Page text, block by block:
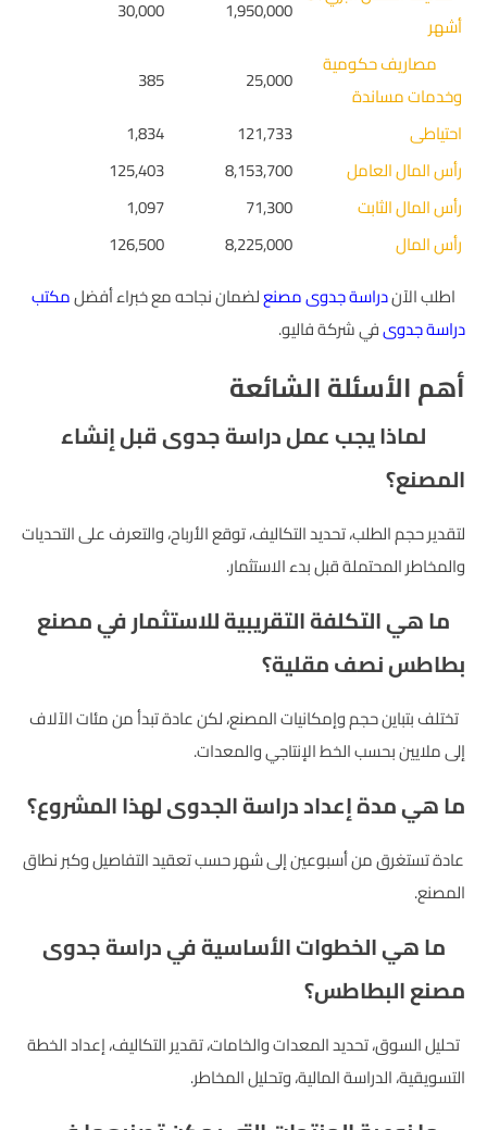
أشهر
1,950,000
30,000
مصاريف حكومية
وخدمات مساندة
25,000
385
احتياطى
121,733
1,834
رأس المال العامل
8,153,700
125,403
رأس المال الثابت
71,300
1,097
رأس المال
8,225,000
126,500
اطلب الآندراسة جدوى مصنعلضمان نجاحه مع خبراء أفضلمكتب
دراسة جدوىفي شركة فاليو.
أهم الأسئلة الشائعة
لماذا يجب عمل دراسة جدوى قبل إنشاء
المصنع؟
لتقدير حجم الطلب، تحديد التكاليف، توقع الأرباح، والتعرف على التحديات
والمخاطر المحتملة قبل بدء الاستثمار.
ما هي التكلفة التقريبية للاستثمار في مصنع
بطاطس نصف مقلية؟
تختلف بتباين حجم وإمكانيات المصنع، لكن عادة تبدأ من مئات الآلاف
إلى ملايين بحسب الخط الإنتاجي والمعدات.
ما هي مدة إعداد دراسة الجدوى لهذا المشروع؟
عادة تستغرق من أسبوعين إلى شهر حسب تعقيد التفاصيل وكبر نطاق
المصنع.
ما هي الخطوات الأساسية في دراسة جدوى
مصنع البطاطس؟
تحليل السوق، تحديد المعدات والخامات، تقدير التكاليف، إعداد الخطة
التسويقية، الدراسة المالية، وتحليل المخاطر.